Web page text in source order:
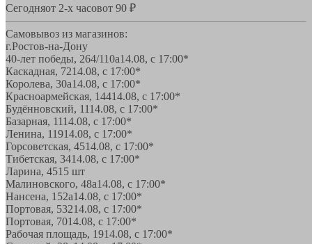
Сегодняот 2-х часовот 90 ₽
Самовывоз из магазинов:
г.Ростов-на-Дону
40-лет победы, 264/110а14.08, с 17:00*
Каскадная, 7214.08, с 17:00*
Королева, 30а14.08, с 17:00*
Красноармейская, 14414.08, с 17:00*
Будённовский, 1114.08, с 17:00*
Базарная, 1114.08, с 17:00*
Ленина, 11914.08, с 17:00*
Горсоветская, 4514.08, с 17:00*
Тибетская, 3414.08, с 17:00*
Ларина, 4515 шт
Малиновского, 48а14.08, с 17:00*
Нансена, 152а14.08, с 17:00*
Портовая, 53214.08, с 17:00*
Портовая, 7014.08, с 17:00*
Рабочая площадь, 1914.08, с 17:00*